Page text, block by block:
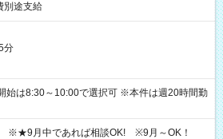
途支給
分
始は8:30～10:00で選択可 ※本件は週20時間勤
※★9月中であれば相談OK! ※9月～OK！